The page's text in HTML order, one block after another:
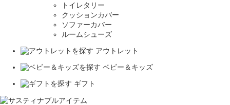
トイレタリー
クッションカバー
ソファーカバー
ルームシューズ
アウトレット
ベビー＆キッズ
ギフト